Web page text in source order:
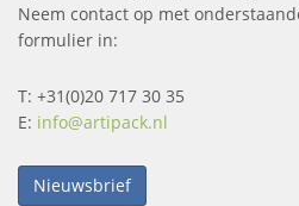
Neem contact op met
formulier in:
T: +31(0)20 717 30 35
E: info@artipack.nl
Nieuwsbrief